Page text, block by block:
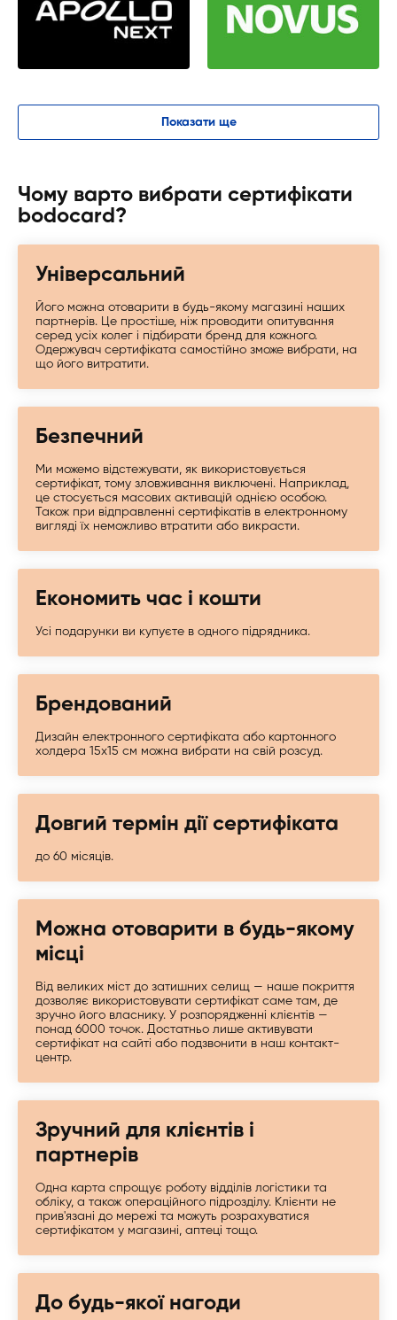
Показати ще
Чому варто вибрати сертифікати
bodocard?
Універсальний
Його можна отоварити в будь-якому магазині наших
партнерів. Це простіше, ніж проводити опитування
серед усіх колег і підбирати бренд для кожного.
Одержувач сертифіката самостійно зможе вибрати, на
що його витратити.
Безпечний
Ми можемо відстежувати, як використовується
сертифікат, тому зловживання виключені. Наприклад,
це стосується масових активацій однією особою.
Також при відправленні сертифікатів в електронному
вигляді їх неможливо втратити або викрасти.
Економить час і кошти
Усі подарунки ви купуєте в одного підрядника.
Брендований
Дизайн електронного сертифіката або картонного
холдера 15х15 см можна вибрати на свій розсуд.
Довгий термін дії сертифіката
до 60 місяців.
Можна отоварити в будь-якому
місці
Від великих міст до затишних селищ — наше покриття
дозволяє використовувати сертифікат саме там, де
зручно його власнику. У розпорядженні клієнтів —
понад 6000 точок. Достатньо лише активувати
сертифікат на сайті або подзвонити в наш контакт-
центр.
Зручний для клієнтів і
партнерів
Одна карта спрощує роботу відділів логістики та
обліку, а також операційного підрозділу. Клієнти не
прив'язані до мережі та можуть розрахуватися
сертифікатом у магазині, аптеці тощо.
До будь-якої нагоди